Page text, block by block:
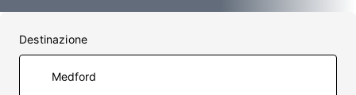
Destinazione